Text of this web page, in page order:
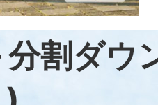
割ダウ